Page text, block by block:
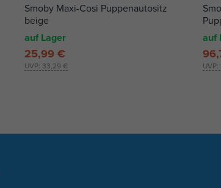
Smoby Maxi-Cosi Puppenautositz
beige
auf Lager
UVP: 33,29 €
25,99 €
auf
UVP: